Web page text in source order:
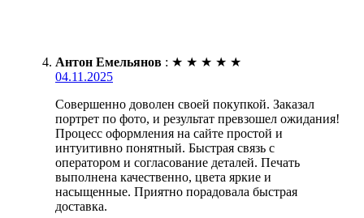
Антон Емельянов : ★ ★ ★ ★ ★
04.11.2025
Совершенно доволен своей покупкой. Заказал
портрет по фото, и результат превзошел ожидания!
Процесс оформления на сайте простой и
интуитивно понятный. Быстрая связь с
оператором и согласование деталей. Печать
выполнена качественно, цвета яркие и
насыщенные. Приятно порадовала быстрая
доставка.